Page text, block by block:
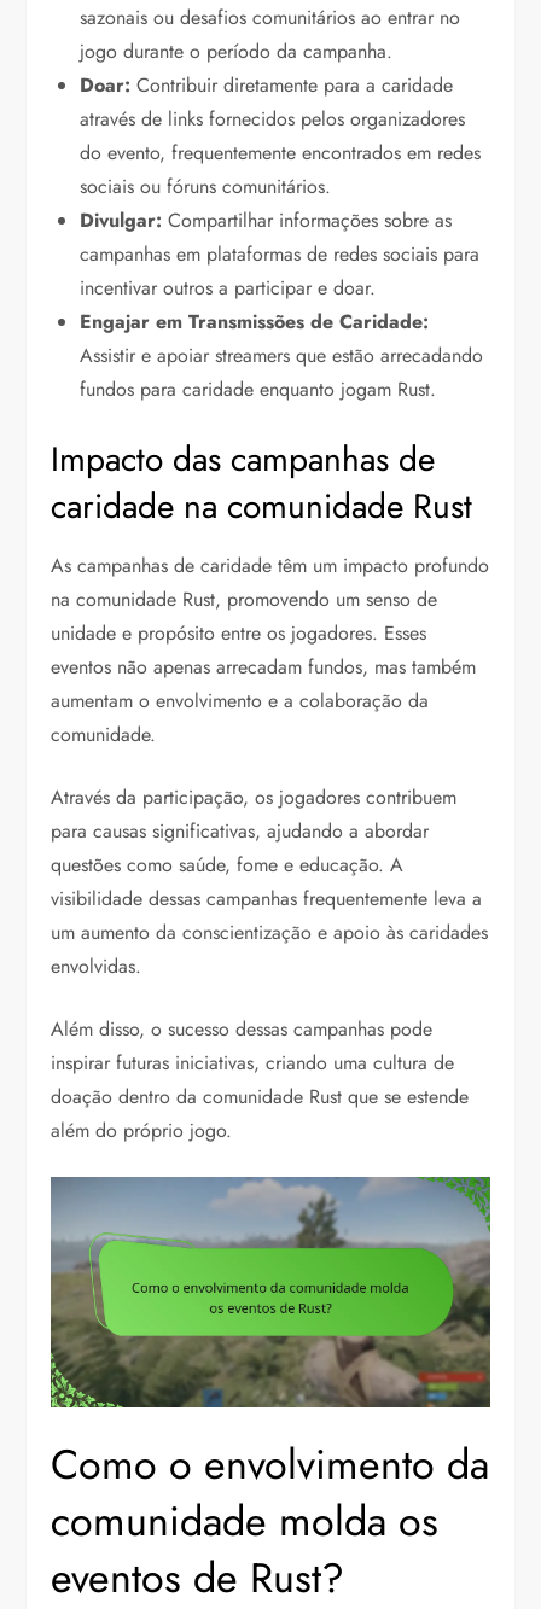
sazonais ou desafios comunitários ao entrar no
jogo durante o período da campanha.
Doar: Contribuir diretamente para a caridade
através de links fornecidos pelos organizadores
do evento, frequentemente encontrados em redes
sociais ou fóruns comunitários.
Divulgar: Compartilhar informações sobre as
campanhas em plataformas de redes sociais para
incentivar outros a participar e doar.
Engajar em Transmissões de Caridade:
Assistir e apoiar streamers que estão arrecadando
fundos para caridade enquanto jogam Rust.
Impacto das campanhas de
caridade na comunidade Rust
As campanhas de caridade têm um impacto profundo
na comunidade Rust, promovendo um senso de
unidade e propósito entre os jogadores. Esses
eventos não apenas arrecadam fundos, mas também
aumentam o envolvimento e a colaboração da
comunidade.
Através da participação, os jogadores contribuem
para causas significativas, ajudando a abordar
questões como saúde, fome e educação. A
visibilidade dessas campanhas frequentemente leva a
um aumento da conscientização e apoio às caridades
envolvidas.
Além disso, o sucesso dessas campanhas pode
inspirar futuras iniciativas, criando uma cultura de
doação dentro da comunidade Rust que se estende
além do próprio jogo.
Como o envolvimento da
comunidade molda os
eventos de Rust?